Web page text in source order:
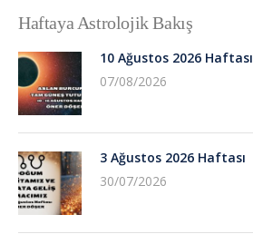
Haftaya Astrolojik Bakış
10 Ağustos 2026 Haftası
07/08/2026
3 Ağustos 2026 Haftası
30/07/2026